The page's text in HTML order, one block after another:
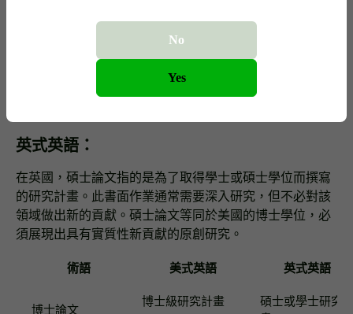
於美國，博士論文與碩士論文的區別遵循前述的準則。一
般而言，取得博士學位需要撰寫博士論文。博士論文的完
成包含原創研究，旨在對特定學科的學術研究做出獨特且
嶄新的貢獻。另一方面，碩士論文通常是取得碩士學位的
英式英語：
在英國，碩士論文指的是為了取得學士或碩士學位而撰寫
的研究計畫。此書面作業通常需要深入研究，但不必對該
領域做出新的貢獻。碩士論文等同於美國的博士學位，必
須展現出具有實質性新貢獻的原創研究。
術語 美式英語 英式英語
博士論文
博士級研究計畫
碩士或學士研究
No
Yes